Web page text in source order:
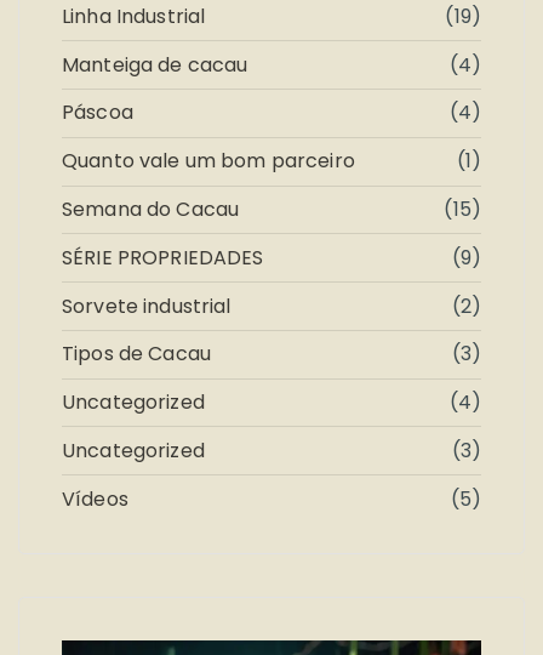
Linha Industrial
(19)
Manteiga de cacau
(4)
Páscoa
(4)
Quanto vale um bom parceiro
(1)
Semana do Cacau
(15)
SÉRIE PROPRIEDADES
(9)
Sorvete industrial
(2)
Tipos de Cacau
(3)
Uncategorized
(4)
Uncategorized
(3)
Vídeos
(5)